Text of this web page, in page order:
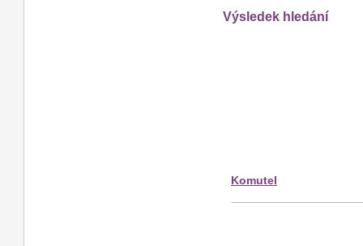
Výsledek hledání
Komutel